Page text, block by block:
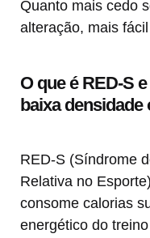
Quanto mais cedo
alteração, mais
O que é RED-S
baixa densidade
RED-S (Síndrome
Relativa no
consome calorias
energético do